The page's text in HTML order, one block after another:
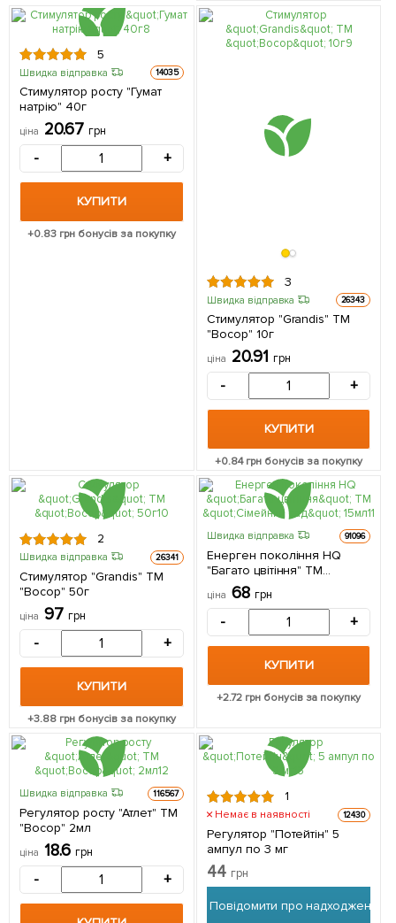
5
Швидка відправка 14035
Стимулятор росту "Гумат
натрію" 40г
ціна 20.67 грн
- +
КУПИТИ
+0.83 грн бонусів за покупку
3
Швидка відправка 26343
Стимулятор "Grandis" ТМ
"Восор" 10г
ціна 20.91 грн
- +
КУПИТИ
+0.84грн бонусів за покупку
2
Швидка відправка 26341
Стимулятор "Grandis" ТМ
"Восор" 50г
ціна 97 грн
- +
КУПИТИ
+3.88 грн бонусів за покупку
Швидка відправка 91096
Енерген покоління HQ
"Багато цвітіння" ТМ
"Сімейний сад" 15мл
ціна 68 грн
- +
КУПИТИ
+2.72грн бонусів за покупку
Швидка відправка 116567
Регулятор росту "Атлет" ТМ
"Восор" 2мл
ціна 18.6 грн
- +
1
Немає в наявності 12430
Регулятор "Потейтін" 5
ампул по 3 мг
44 грн
Повідомити про надходження